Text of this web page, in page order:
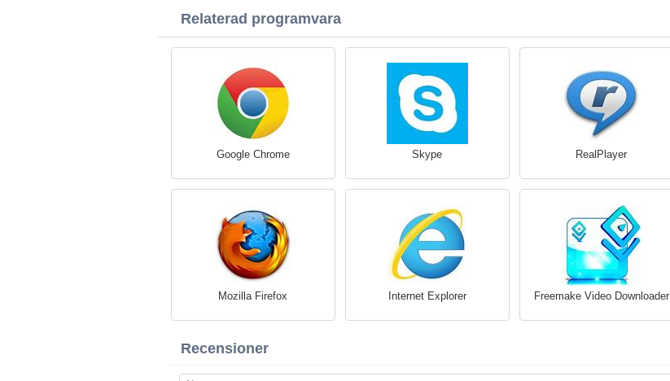
Relaterad programvara
Google Chrome Skype RealPlayer
Mozilla Firefox Internet Explorer Freemake Video Downloader
Recensioner